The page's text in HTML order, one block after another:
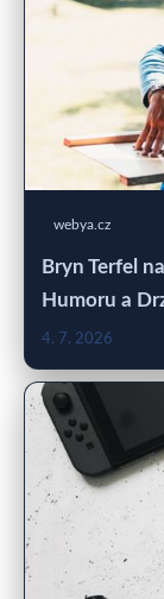
webya.cz
Bryn Terfel
Humoru a
4. 7. 2026